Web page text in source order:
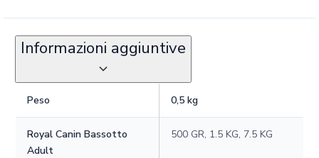
Informazioni aggiuntive
Peso 0,5 kg
Royal Canin Bassotto
Adult
500 GR, 1.5 KG, 7.5 KG